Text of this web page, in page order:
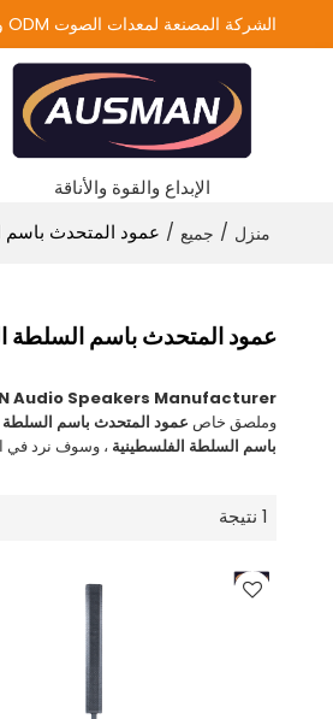
الشركة المصنعة لمعدات الصوت ODM وتخصيصها وإنتاجها وبيعها وتصديرها
الإبداع والقوة والأناقة
منزل / جميع / عمود المتحدث باسم
عمود المتحدث باسم السلطة
Audio Speakers Manufacturer
وملصق خاص عمود المتحدث باسم السلطة
باسم السلطة الفلسطينية ، وسوف نرد في
1 نتيجة